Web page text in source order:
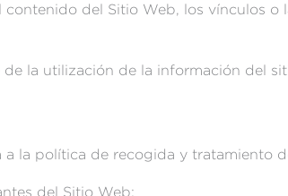
del Sitio Web, los vínculos
la utilización de la información del
la política de recogida y tratamiento
del Sitio Web: